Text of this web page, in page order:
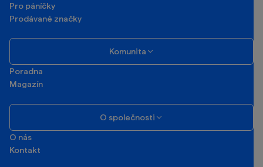
Pro páníčky
Prodávané značky
Komunita
Poradna
Magazín
O společnosti
O nás
Kontakt